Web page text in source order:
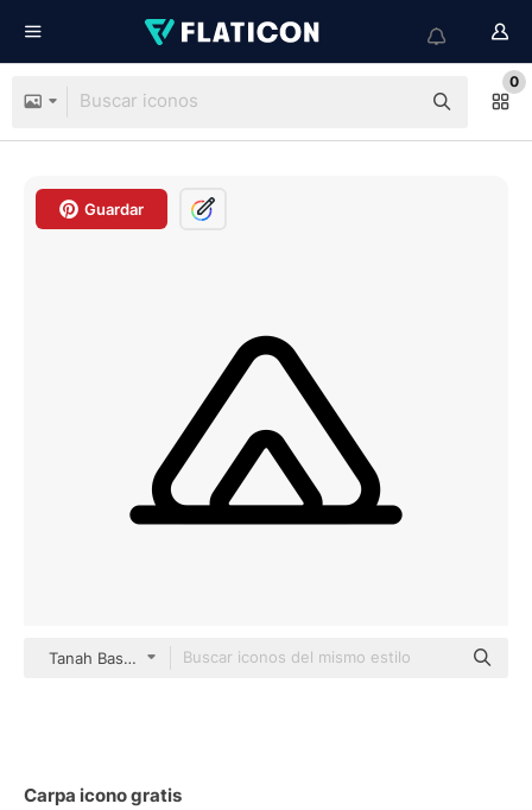
0
Guardar
Tanah Basah black outline
Carpa icono gratis